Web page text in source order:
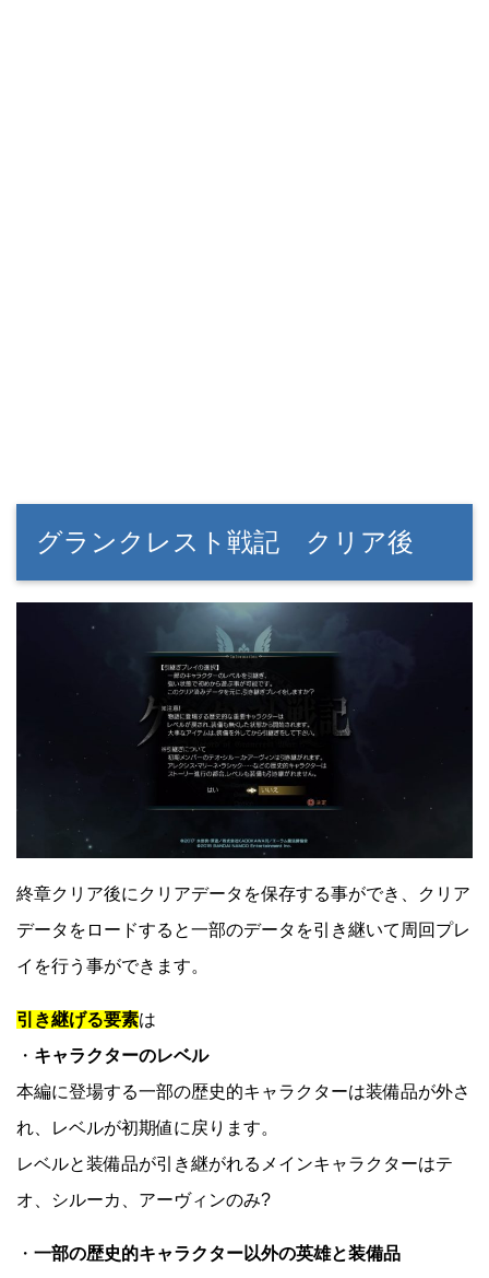
グランクレスト戦記 クリア後
終章クリア後にクリアデータを保存する事ができ、クリア
データをロードすると一部のデータを引き継いて周回プレ
イを行う事ができます。
引き継げる要素は
・ キャラクターのレベル
本編に登場する一部の歴史的キャラクターは装備品が外さ
れ、レベルが初期値に戻ります。
レベルと装備品が引き継がれるメインキャラクターはテ
オ、シルーカ、アーヴィンのみ?
・ 一部の歴史的キャラクター以外の英雄と装備品